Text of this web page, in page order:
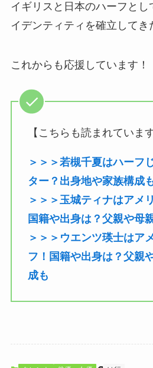
イギリスと日本のハーフと
イデンティティを確立してき
これからも応援しています！
【こちらも読まれています
＞＞＞若槻千夏はハーフ
ター？出身地や家族構成
＞＞＞玉城ティナはアメ
国籍や出身は？父親や母
＞＞＞ウエンツ瑛士はア
フ！国籍や出身は？父親
成も